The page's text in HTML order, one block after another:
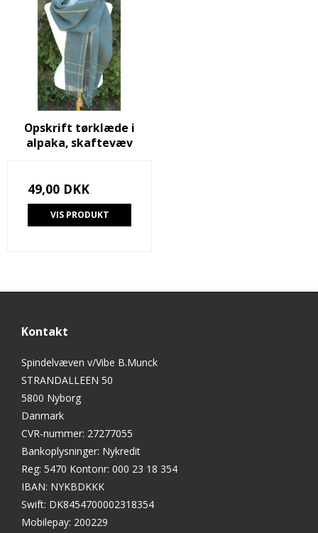
Opskrift tørklæde i
alpaka, skaftevæv
49,00 DKK
VIS PRODUKT
Kontakt
Spindelvæven v/Vibe B.Munck
STRANDALLEEN 50
5800 Nyborg
Danmark
CVR-nummer: 27277055
Bankoplysninger: Nykredit
Reg: 5470 Kontonr: 000 23 18 354
IBAN: NYKBDKKK
Swift: DK8454700002318354
Mobilepay: 200229